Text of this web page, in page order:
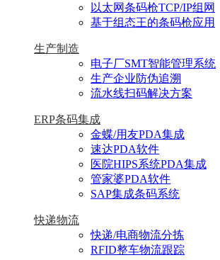
以太网条码枪TCP/IP组网
基于组态王的条码枪应用
生产制造
电子厂SMT智能管理系统
生产企业防伪追溯
流水线扫码解决方案
ERP条码集成
金蝶/用友PDA集成
速达PDA软件
医院HIPS系统PDA集成
管家婆PDA软件
SAP集成条码系统
快递物流
快递/电商物流分拣
RFID整车物流跟踪